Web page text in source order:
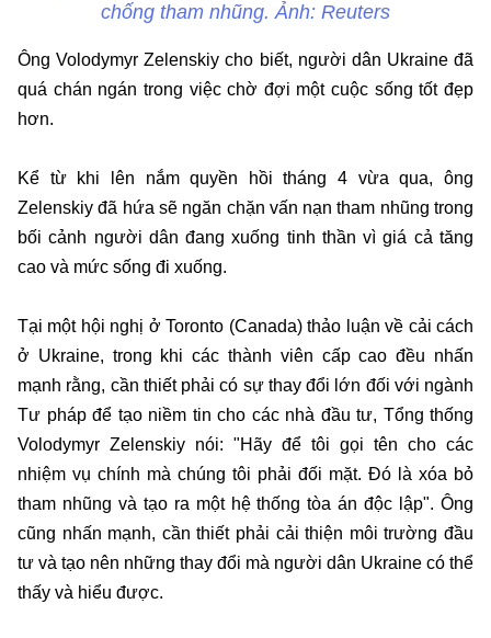
chống tham nhũng. Ảnh: Reuters
Ông Volodymyr Zelenskiy cho biết, người dân Ukraine đã
quá chán ngán trong việc chờ đợi một cuộc sống tốt đẹp
hơn.
Kể từ khi lên nắm quyền hồi tháng 4 vừa qua, ông
Zelenskiy đã hứa sẽ ngăn chặn vấn nạn tham nhũng trong
bối cảnh người dân đang xuống tinh thần vì giá cả tăng
cao và mức sống đi xuống.
Tại một hội nghị ở Toronto (Canada) thảo luận về cải cách
ở Ukraine, trong khi các thành viên cấp cao đều nhấn
mạnh rằng, cần thiết phải có sự thay đổi lớn đối với ngành
Tư pháp để tạo niềm tin cho các nhà đầu tư, Tổng thống
Volodymyr Zelenskiy nói: "Hãy để tôi gọi tên cho các
nhiệm vụ chính mà chúng tôi phải đối mặt. Đó là xóa bỏ
tham nhũng và tạo ra một hệ thống tòa án độc lập". Ông
cũng nhấn mạnh, cần thiết phải cải thiện môi trường đầu
tư và tạo nên những thay đổi mà người dân Ukraine có thể
thấy và hiểu được.